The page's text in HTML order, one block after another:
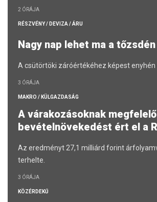
2 ÓRÁJA
RÉSZVÉNY / DEVIZA / ÁRU
Nagy nap lehet ma a tőzsdén
A csütörtöki záróértékéhez képest enyhén
3 ÓRÁJA
MAKRO / KÜLGAZDASÁG
A várakozásoknak megfelelő
bevételnövekedést ért el a
Az eredményt 27,1 milliárd forint
terhelte.
3 ÓRÁJA
KÖZÉRDEKŰ